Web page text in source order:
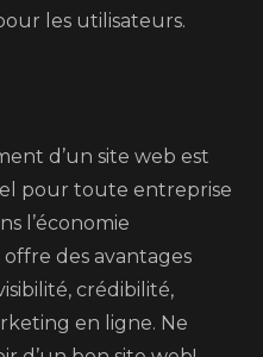
les utilisateurs.
d’un site web est
pour toute entreprise
l’économie
des avantages
crédibilité,
en ligne. Ne